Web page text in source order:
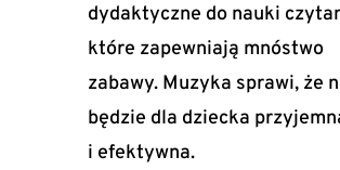
dydaktyczne do nauki
które zapewniają mnóstwo
zabawy. Muzyka sprawi, że
będzie dla dziecka
i efektywna.